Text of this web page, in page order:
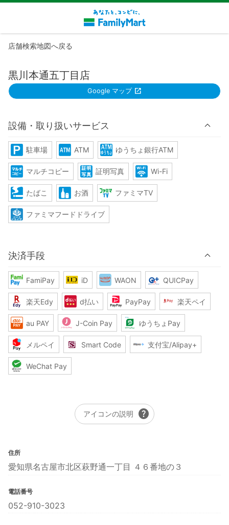
店舗検索地図へ戻る
黒川本通五丁目店
Google マップ
設備・取り扱いサービス
駐車場 ATM ゆうちょ銀行ATM
マルチコピー 証明写真 Wi-Fi
たばこ お酒 ファミマTV
ファミマフードドライブ
決済手段
FamiPay iD WAON QUICPay
楽天Edy d払い PayPay 楽天ペイ
au PAY J-Coin Pay ゆうちょPay
メルペイ Smart Code 支付宝/Alipay+
WeChat Pay
アイコンの説明 help
住所
愛知県名古屋市北区萩野通一丁目 ４６番地の３
電話番号
052-910-3023